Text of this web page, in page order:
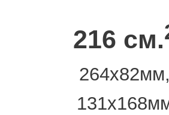
216 см.